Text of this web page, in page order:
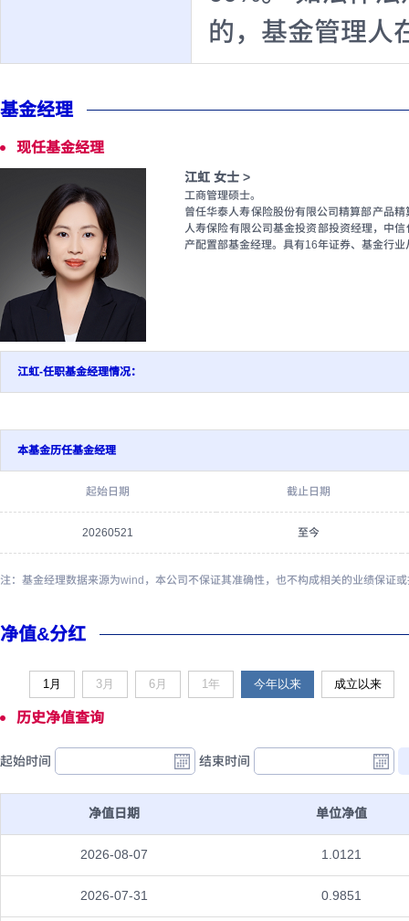
的，基金管理人
基金经理
现任基金经理
江虹 女士 >
工商管理硕士。
曾任华泰人寿保险股份有限公司精算部产品
人寿保险有限公司基金投资部投资经理，中
产配置部基金经理。具有16年证券、基金行业
江虹-任职基金经理情况：
本基金历任基金经理
起始日期 截止日期
20260521 至今
注：基金经理数据来源为wind，本公司不保证其准确性，也不构成相关的业绩保证
净值&分红
1月 3月 6月 1年 今年以来 成立以来
历史净值查询
起始时间 结束时间
净值日期 单位净值
2026-08-07 1.0121
2026-07-31 0.9851